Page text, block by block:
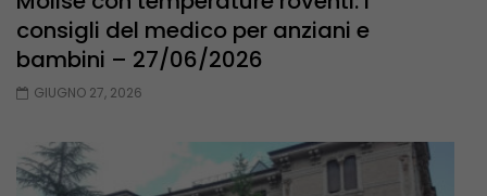
consigli del medico per anziani e
bambini – 27/06/2026
GIUGNO 27, 2026